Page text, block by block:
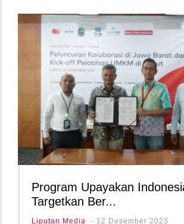
Program Upayakan
Targetkan Ber...
Liputan Media - 12 Desember 2023